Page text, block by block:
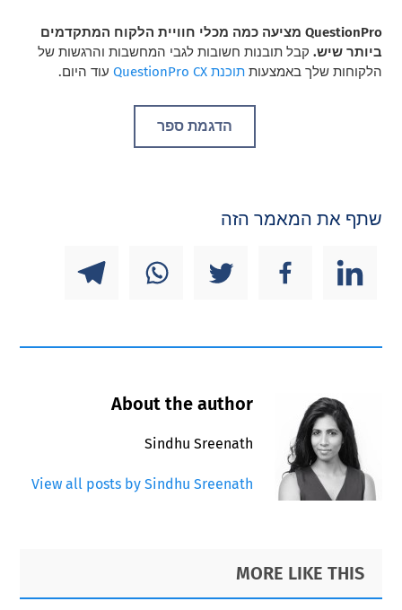
QuestionPro מציעה כמה מכלי חוויית הלקוח המתקדמים
ביותר שיש. קבל תובנות חשובות לגבי המחשבות והרגשות של
הלקוחות שלך באמצעותתוכנת QuestionPro CX עוד היום.
הדגמת ספר
שתף את המאמר הזה
About the author
Sindhu Sreenath
View all posts by Sindhu Sreenath
Primary
Sidebar
Footer
MORE LIKE THIS